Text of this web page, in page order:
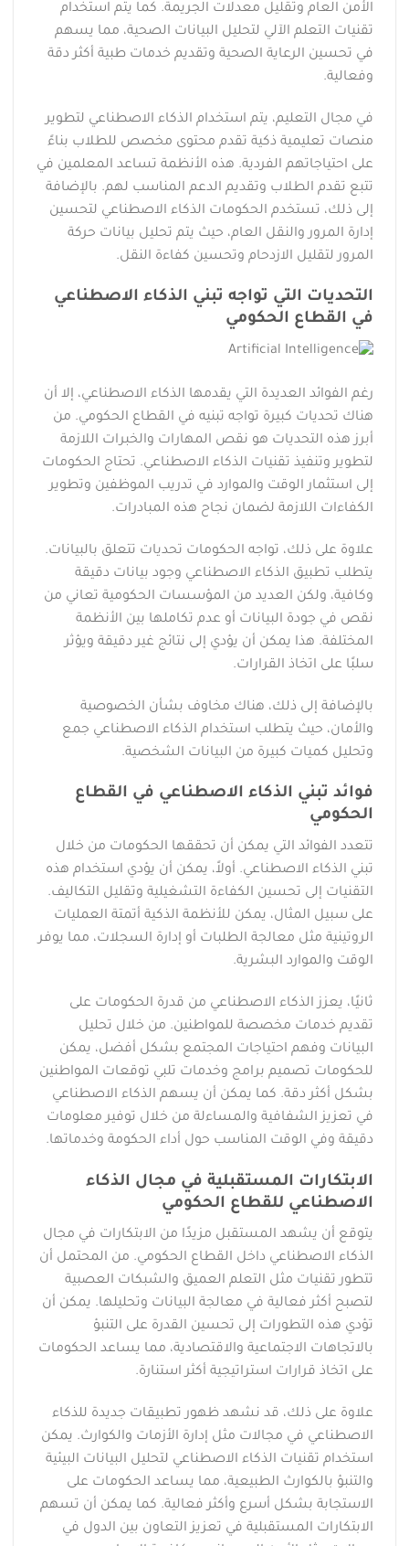
الأمن العام وتقليل معدلات الجريمة. كما يتم استخدام
تقنيات التعلم الآلي لتحليل البيانات الصحية، مما يسهم
في تحسين الرعاية الصحية وتقديم خدمات طبية أكثر دقة
وفعالية.
في مجال التعليم، يتم استخدام الذكاء الاصطناعي لتطوير
منصات تعليمية ذكية تقدم محتوى مخصص للطلاب بناءً
على احتياجاتهم الفردية. هذه الأنظمة تساعد المعلمين في
تتبع تقدم الطلاب وتقديم الدعم المناسب لهم. بالإضافة
إلى ذلك، تستخدم الحكومات الذكاء الاصطناعي لتحسين
إدارة المرور والنقل العام، حيث يتم تحليل بيانات حركة
المرور لتقليل الازدحام وتحسين كفاءة النقل.
التحديات التي تواجه تبني الذكاء الاصطناعي
في القطاع الحكومي
رغم الفوائد العديدة التي يقدمها الذكاء الاصطناعي، إلا أن
هناك تحديات كبيرة تواجه تبنيه في القطاع الحكومي. من
أبرز هذه التحديات هو نقص المهارات والخبرات اللازمة
لتطوير وتنفيذ تقنيات الذكاء الاصطناعي. تحتاج الحكومات
إلى استثمار الوقت والموارد في تدريب الموظفين وتطوير
الكفاءات اللازمة لضمان نجاح هذه المبادرات.
علاوة على ذلك، تواجه الحكومات تحديات تتعلق بالبيانات.
يتطلب تطبيق الذكاء الاصطناعي وجود بيانات دقيقة
وكافية، ولكن العديد من المؤسسات الحكومية تعاني من
نقص في جودة البيانات أو عدم تكاملها بين الأنظمة
المختلفة. هذا يمكن أن يؤدي إلى نتائج غير دقيقة ويؤثر
سلبًا على اتخاذ القرارات.
بالإضافة إلى ذلك، هناك مخاوف بشأن الخصوصية
والأمان، حيث يتطلب استخدام الذكاء الاصطناعي جمع
وتحليل كميات كبيرة من البيانات الشخصية.
فوائد تبني الذكاء الاصطناعي في القطاع
الحكومي
تتعدد الفوائد التي يمكن أن تحققها الحكومات من خلال
تبني الذكاء الاصطناعي. أولاً، يمكن أن يؤدي استخدام هذه
التقنيات إلى تحسين الكفاءة التشغيلية وتقليل التكاليف.
على سبيل المثال، يمكن للأنظمة الذكية أتمتة العمليات
الروتينية مثل معالجة الطلبات أو إدارة السجلات، مما يوفر
الوقت والموارد البشرية.
ثانيًا، يعزز الذكاء الاصطناعي من قدرة الحكومات على
تقديم خدمات مخصصة للمواطنين. من خلال تحليل
البيانات وفهم احتياجات المجتمع بشكل أفضل، يمكن
للحكومات تصميم برامج وخدمات تلبي توقعات المواطنين
بشكل أكثر دقة. كما يمكن أن يسهم الذكاء الاصطناعي
في تعزيز الشفافية والمساءلة من خلال توفير معلومات
دقيقة وفي الوقت المناسب حول أداء الحكومة وخدماتها.
الابتكارات المستقبلية في مجال الذكاء
الاصطناعي للقطاع الحكومي
يتوقع أن يشهد المستقبل مزيدًا من الابتكارات في مجال
الذكاء الاصطناعي داخل القطاع الحكومي. من المحتمل أن
تتطور تقنيات مثل التعلم العميق والشبكات العصبية
لتصبح أكثر فعالية في معالجة البيانات وتحليلها. يمكن أن
تؤدي هذه التطورات إلى تحسين القدرة على التنبؤ
بالاتجاهات الاجتماعية والاقتصادية، مما يساعد الحكومات
على اتخاذ قرارات استراتيجية أكثر استنارة.
علاوة على ذلك، قد نشهد ظهور تطبيقات جديدة للذكاء
الاصطناعي في مجالات مثل إدارة الأزمات والكوارث. يمكن
استخدام تقنيات الذكاء الاصطناعي لتحليل البيانات البيئية
والتنبؤ بالكوارث الطبيعية، مما يساعد الحكومات على
الاستجابة بشكل أسرع وأكثر فعالية. كما يمكن أن تسهم
الابتكارات المستقبلية في تعزيز التعاون بين الدول في